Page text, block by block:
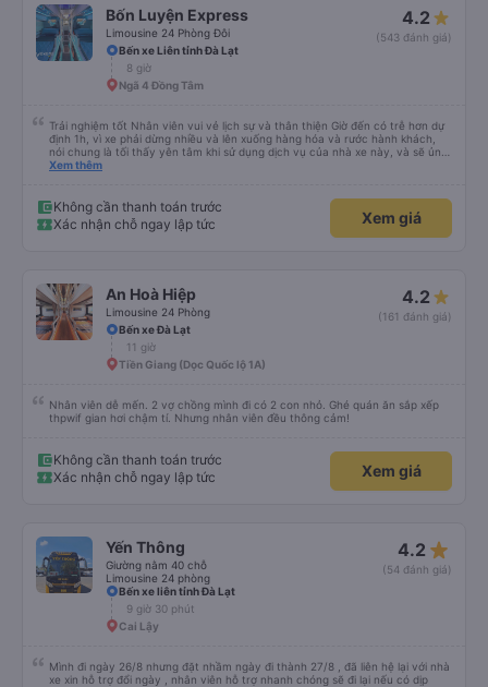
Bốn Luyện Express
Limousine 24 Phòng Đôi
4.2
(543 đánh giá)
Bến xe Liên tỉnh Đà Lạt
8 giờ
Ngã 4 Đồng Tâm
Trải nghiệm tốt Nhân viên vui vẻ lịch sự và thân thiện Giờ đến có trễ hơn dự
định 1h, vì xe phải dừng nhiều và lên xuống hàng hóa và rước hành khách,
nói chung là tối thấy yên tâm khi sử dụng dịch vụ của nhà xe này, và sẽ ủng
hộ và giới thiệu cho người thân sử dụng dịch vụ của nhà xe này
Xem thêm
Không cần thanh toán trước
Xác nhận chỗ ngay lập tức
Xem giá
An Hoà Hiệp
Limousine 24 Phòng
4.2
(161 đánh giá)
Bến xe Đà Lạt
11 giờ
Tiền Giang (Dọc Quốc lộ 1A)
Nhân viên dễ mến. 2 vợ chồng mình đi có 2 con nhỏ. Ghé quán ăn sắp xếp
thpwif gian hơi chậm tí. Nhưng nhân viên đều thông cảm!
Không cần thanh toán trước
Xác nhận chỗ ngay lập tức
Xem giá
Yến Thông
Giường nằm 40 chỗ
Limousine 24 phòng
4.2 star_rate
(54 đánh giá)
Bến xe liên tỉnh Đà Lạt
9 giờ 30 phút
Cai Lậy
Mình đi ngày 26/8 nhưng đặt nhầm ngày đi thành 27/8 , đã liên hệ lại với nhà
xe xin hỗ trợ đổi ngày , nhân viên hỗ trợ nhanh chóng sẽ đi lại nếu có dịp